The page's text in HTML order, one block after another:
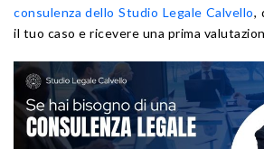
consulenza dello Studio Legale Calvello,
il tuo caso e ricevere una prima